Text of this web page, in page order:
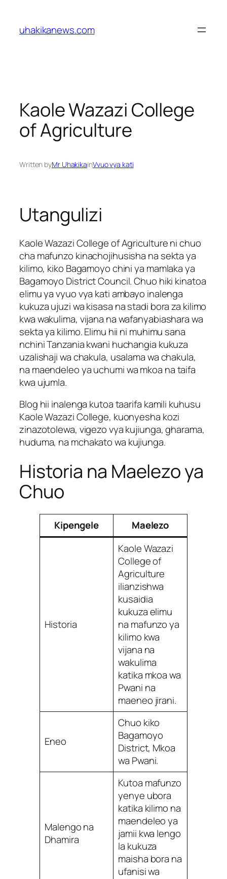
content
uhakikanews.com
Kaole Wazazi College
of Agriculture
Written byMr UhakikainVvuo vya kati
Utangulizi
Kaole Wazazi College of Agriculture ni chuo
cha mafunzo kinachojihusisha na sekta ya
kilimo, kiko Bagamoyo chini ya mamlaka ya
Bagamoyo District Council. Chuo hiki kinatoa
elimu ya vyuo vya kati ambayo inalenga
kukuza ujuzi wa kisasa na stadi bora za kilimo
kwa wakulima, vijana na wafanyabiashara wa
sekta ya kilimo. Elimu hii ni muhimu sana
nchini Tanzania kwani huchangia kukuza
uzalishaji wa chakula, usalama wa chakula,
na maendeleo ya uchumi wa mkoa na taifa
kwa ujumla.
Blog hii inalenga kutoa taarifa kamili kuhusu
Kaole Wazazi College, kuonyesha kozi
zinazotolewa, vigezo vya kujiunga, gharama,
huduma, na mchakato wa kujiunga.
Historia na Maelezo ya
Chuo
Kipengele Maelezo
Historia
Kaole Wazazi
College of
Agriculture
ilianzishwa
kusaidia
kukuza elimu
na mafunzo ya
kilimo kwa
vijana na
wakulima
katika mkoa wa
Pwani na
maeneo jirani.
Eneo
Chuo kiko
Bagamoyo
District, Mkoa
wa Pwani.
Malengo na
Dhamira
Kutoa mafunzo
yenye ubora
katika kilimo na
maendeleo ya
jamii kwa lengo
la kukuza
maisha bora na
ufanisi wa